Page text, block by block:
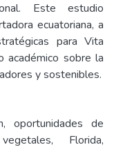
Este estudio
ecuatoriana, a
para Vita
académico sobre la
y sostenibles.
oportunidades de
Florida,